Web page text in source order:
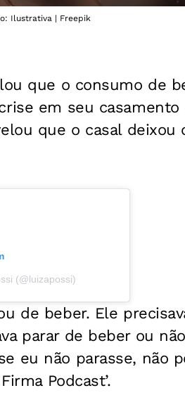
Ilustrativa | Freepik
que o consumo de
em seu
que o casal deixou
(@luizapossi)
de beber. Ele
parar de beber ou
eu não parasse, não
Podcast’.